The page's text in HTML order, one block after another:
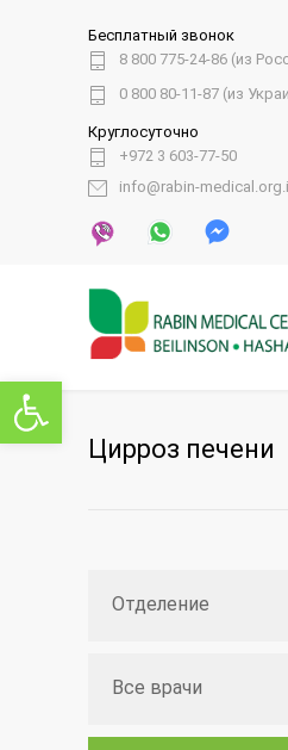
Открыть панель инструментов
Бесплатный звонок
8 800 775-24-86 (из
0 800 80-11-87 (из
Круглосуточно
+972 3 603-77-50
info@rabin-medical.org.il
Цирроз печени
Отделение
Все врачи